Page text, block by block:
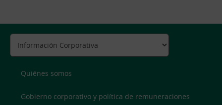
Quiénes somos
Gobierno corporativo y política de remuneraciones